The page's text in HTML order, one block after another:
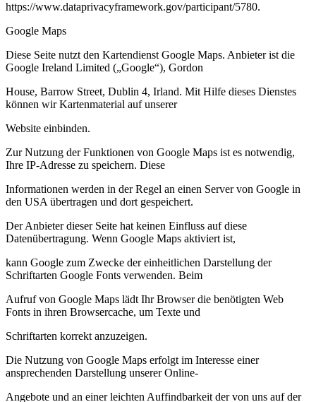
https://www.dataprivacyframework.gov/participant/5780.
Google Maps
Diese Seite nutzt den Kartendienst Google Maps. Anbieter ist die
Google Ireland Limited („Google“), Gordon
House, Barrow Street, Dublin 4, Irland. Mit Hilfe dieses Dienstes
können wir Kartenmaterial auf unserer
Website einbinden.
Zur Nutzung der Funktionen von Google Maps ist es notwendig,
Ihre IP-Adresse zu speichern. Diese
Informationen werden in der Regel an einen Server von Google in
den USA übertragen und dort gespeichert.
Der Anbieter dieser Seite hat keinen Einfluss auf diese
Datenübertragung. Wenn Google Maps aktiviert ist,
kann Google zum Zwecke der einheitlichen Darstellung der
Schriftarten Google Fonts verwenden. Beim
Aufruf von Google Maps lädt Ihr Browser die benötigten Web
Fonts in ihren Browsercache, um Texte und
Schriftarten korrekt anzuzeigen.
Die Nutzung von Google Maps erfolgt im Interesse einer
ansprechenden Darstellung unserer Online-
Angebote und an einer leichten Auffindbarkeit der von uns auf der